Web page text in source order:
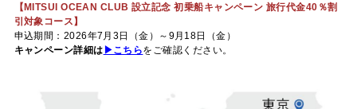
【MITSUI OCEAN CLUB 設立記念 初乗船キャンペーン 旅行代金40％割
引対象コース】
申込期間：2026年7月3日（金）～9月18日（金）
キャンペーン詳細は ▶こちらをご確認ください。